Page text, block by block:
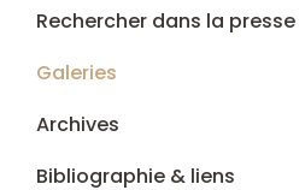
Rechercher dans la presse
Galeries
Archives
Bibliographie & liens